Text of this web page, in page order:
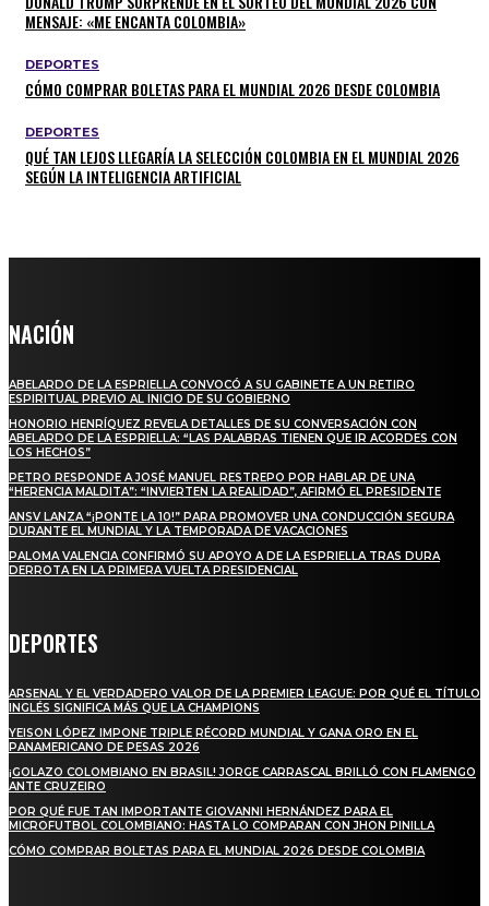
MENSAJE: «ME ENCANTA COLOMBIA»
DEPORTES
CÓMO COMPRAR BOLETAS PARA EL MUNDIAL 2026 DESDE COLOMBIA
DEPORTES
QUÉ TAN LEJOS LLEGARÍA LA SELECCIÓN COLOMBIA EN EL MUNDIAL 2026
SEGÚN LA INTELIGENCIA ARTIFICIAL
NACIÓN
ABELARDO DE LA ESPRIELLA CONVOCÓ A SU GABINETE A UN RETIRO
ESPIRITUAL PREVIO AL INICIO DE SU GOBIERNO
HONORIO HENRÍQUEZ REVELA DETALLES DE SU CONVERSACIÓN CON
ABELARDO DE LA ESPRIELLA: “LAS PALABRAS TIENEN QUE IR ACORDES CON
LOS HECHOS”
PETRO RESPONDE A JOSÉ MANUEL RESTREPO POR HABLAR DE UNA
“HERENCIA MALDITA”: “INVIERTEN LA REALIDAD”, AFIRMÓ EL PRESIDENTE
ANSV LANZA “¡PONTE LA 10!” PARA PROMOVER UNA CONDUCCIÓN SEGURA
DURANTE EL MUNDIAL Y LA TEMPORADA DE VACACIONES
PALOMA VALENCIA CONFIRMÓ SU APOYO A DE LA ESPRIELLA TRAS DURA
DERROTA EN LA PRIMERA VUELTA PRESIDENCIAL
DEPORTES
ARSENAL Y EL VERDADERO VALOR DE LA PREMIER LEAGUE: POR QUÉ EL TÍTULO
INGLÉS SIGNIFICA MÁS QUE LA CHAMPIONS
YEISON LÓPEZ IMPONE TRIPLE RÉCORD MUNDIAL Y GANA ORO EN EL
PANAMERICANO DE PESAS 2026
¡GOLAZO COLOMBIANO EN BRASIL! JORGE CARRASCAL BRILLÓ CON FLAMENGO
ANTE CRUZEIRO
POR QUÉ FUE TAN IMPORTANTE GIOVANNI HERNÁNDEZ PARA EL
MICROFUTBOL COLOMBIANO: HASTA LO COMPARAN CON JHON PINILLA
CÓMO COMPRAR BOLETAS PARA EL MUNDIAL 2026 DESDE COLOMBIA